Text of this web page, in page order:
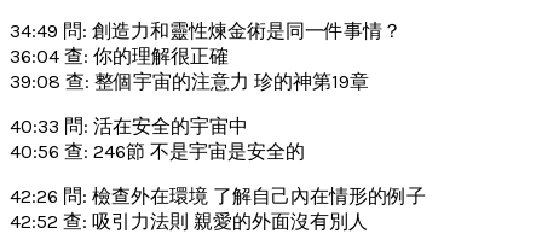
34:49 問: 創造力和靈性煉金術是同一件事情？
36:04 查: 你的理解很正確
39:08 查: 整個宇宙的注意力 珍的神第19章
40:33 問: 活在安全的宇宙中
40:56 查: 246節 不是宇宙是安全的
42:26 問: 檢查外在環境 了解自己內在情形的例子
42:52 查: 吸引力法則 親愛的外面沒有別人